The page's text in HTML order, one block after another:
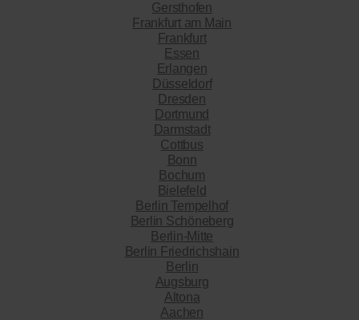
Gersthofen
Frankfurt am Main
Frankfurt
Essen
Erlangen
Düsseldorf
Dresden
Dortmund
Darmstadt
Cottbus
Bonn
Bochum
Bielefeld
Berlin Tempelhof
Berlin Schöneberg
Berlin-Mitte
Berlin Friedrichshain
Berlin
Augsburg
Altona
Aachen